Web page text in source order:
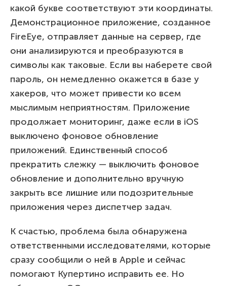
какой букве соответствуют эти координаты.
Демонстрационное приложение, созданное
FireEye, отправляет данные на сервер, где
они анализируются и преобразуются в
символы как таковые. Если вы наберете свой
пароль, он немедленно окажется в базе у
хакеров, что может привести ко всем
мыслимым неприятностям. Приложение
продолжает мониторинг, даже если в iOS
выключено фоновое обновление
приложений. Единственный способ
прекратить слежку — выключить фоновое
обновление и дополнительно вручную
закрыть все лишние или подозрительные
приложения через диспетчер задач.
К счастью, проблема была обнаружена
ответственными исследователями, которые
сразу сообщили о ней в Apple и сейчас
помогают Купертино исправить ее. Но